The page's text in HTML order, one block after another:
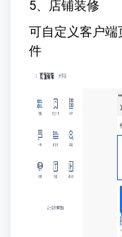
5、店铺装修
可自定义客户端
件